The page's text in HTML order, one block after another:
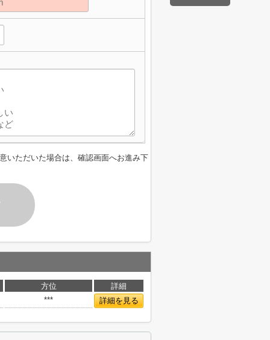
いただいた場合は、確認画面へお進み下
方位
詳細
***
詳細を見る